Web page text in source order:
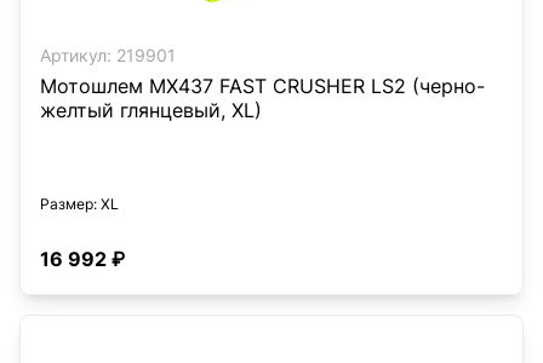
Артикул: 219901
Мотошлем MX437 FAST CRUSHER LS2 (черно-
желтый глянцевый, XL)
Размер: XL
16 992 ₽